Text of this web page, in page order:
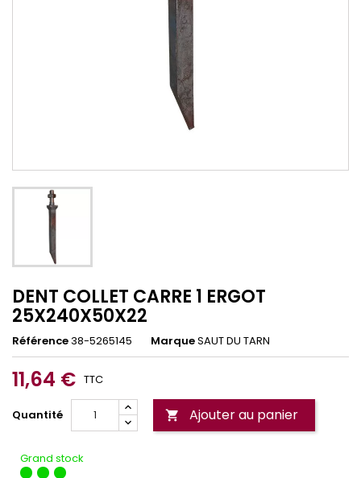
DENT COLLET CARRE 1 ERGOT
25X240X50X22
Référence38-5265145 MarqueSAUT DU TARN
11,64 € TTC
Quantité  Ajouter au panier
Grand stock